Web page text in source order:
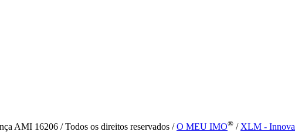
AMI 16206 / Todos os direitos reservados /O MEU IMO® / XLM -